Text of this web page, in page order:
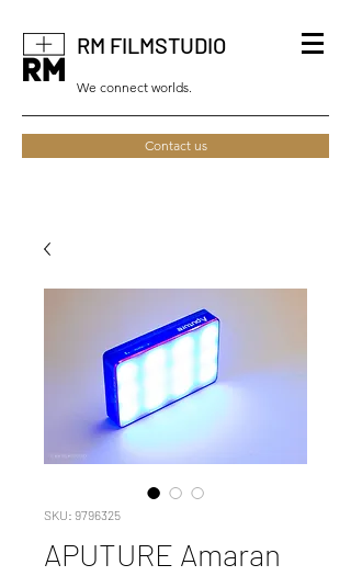
RM FILMSTUDIO
We connect worlds.
Contact us
SKU: 9796325
APUTURE Amaran